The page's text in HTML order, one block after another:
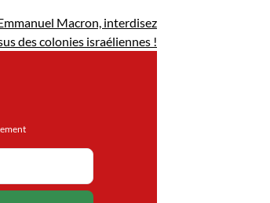
Macron, interdisez
des colonies israéliennes !